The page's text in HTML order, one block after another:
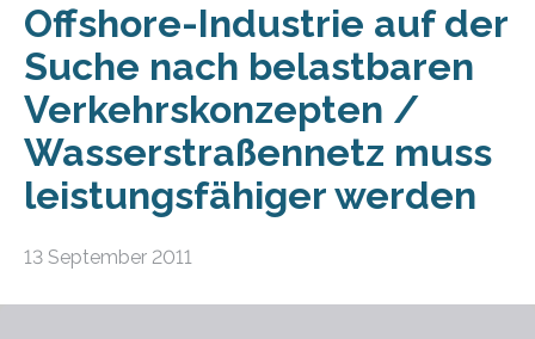
Offshore-Industrie auf der
Suche nach belastbaren
Verkehrskonzepten /
Wasserstraßennetz muss
leistungsfähiger werden
13 September 2011